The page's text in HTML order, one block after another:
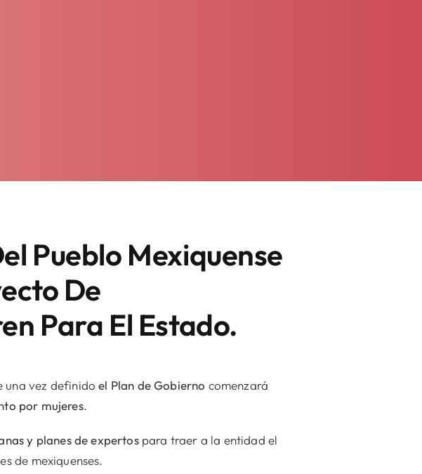
Pueblo Mexiquense
De
Para El Estado.
una vez definidoel Plan de Gobierno comenzará
por mujeres.
y planes de expertospara traer a la entidad el
de mexiquenses.